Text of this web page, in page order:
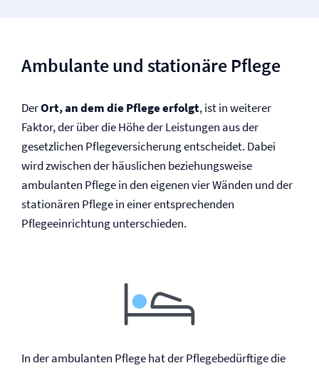
Ambulante und stationäre Pflege
DerOrt, an dem die Pflege erfolgt, ist in weiterer
Faktor, der über die Höhe der Leistungen aus der
gesetzlichen Pflege­versicherung entscheidet. Dabei
wird zwischen der häuslichen beziehungsweise
ambulanten Pflege in den eigenen vier Wänden und der
stationären Pflege in einer entsprechenden
Pflegeeinrichtung unterschieden.
In der ambulanten Pflege hat der Pflegebedürftige die